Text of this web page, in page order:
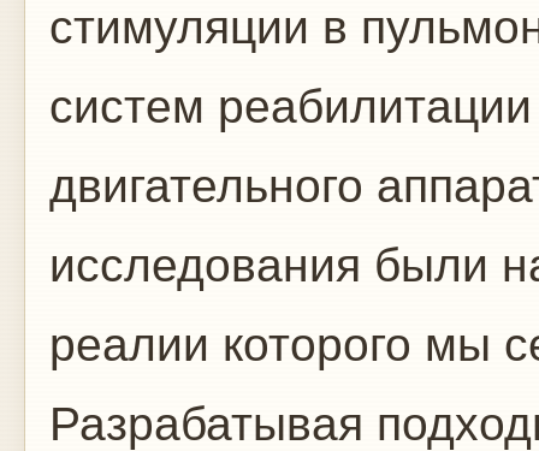
стимуляции в
систем
двигательного
исследования были
реалии которого мы
Разрабатывая